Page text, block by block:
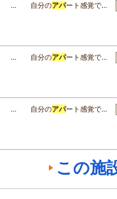
… 自分のアパート感覚で…
… 自分のアパート感覚で…
… 自分のアパート感覚で…
この施